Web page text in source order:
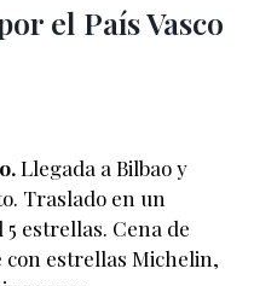
el País Vasco
Llegada a Bilbao y
Traslado en un
estrellas. Cena de
estrellas Michelin,